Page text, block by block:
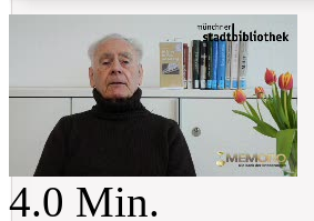
4.0 Min.